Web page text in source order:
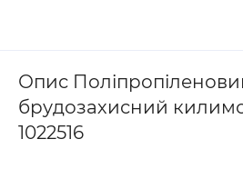
Опис
брудозахисний
1022516